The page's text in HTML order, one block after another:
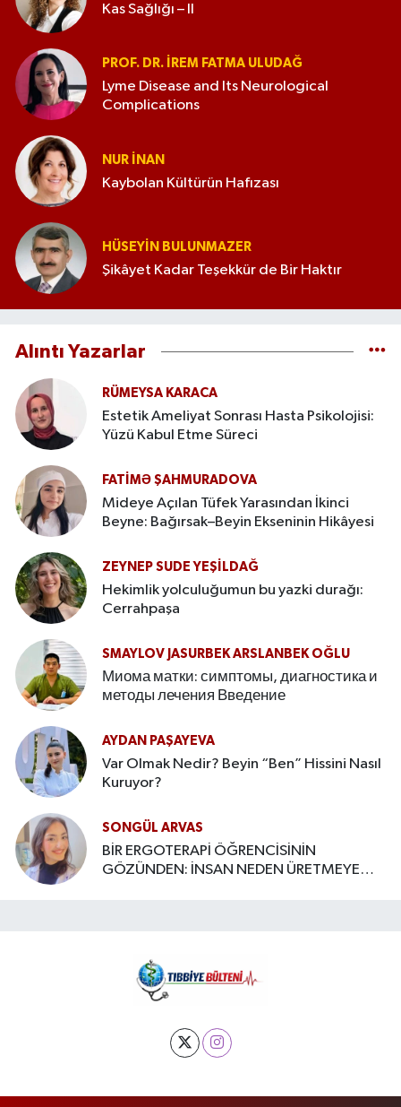
Kas Sağlığı – II
PROF. DR. İREM FATMA ULUDAĞ
Lyme Disease and Its Neurological
Complications
NUR İNAN
Kaybolan Kültürün Hafızası
HÜSEYIN BULUNMAZER
Şikâyet Kadar Teşekkür de Bir Haktır
Alıntı Yazarlar
RÜMEYSA KARACA
Estetik Ameliyat Sonrası Hasta Psikolojisi:
Yüzü Kabul Etme Süreci
FATIMƏ ŞAHMURADOVA
Mideye Açılan Tüfek Yarasından İkinci
Beyne: Bağırsak–Beyin Ekseninin Hikâyesi
ZEYNEP SUDE YEŞİLDAĞ
Hekimlik yolculuğumun bu yazki durağı:
Cerrahpaşa
SMAYLOV JASURBEK ARSLANBEK OĞLU
Миома матки: симптомы, диагностика и
методы лечения Введение
AYDAN PAŞAYEVA
Var Olmak Nedir? Beyin “Ben” Hissini Nasıl
Kuruyor?
SONGÜL ARVAS
BİR ERGOTERAPİ ÖĞRENCİSİNİN
GÖZÜNDEN: İNSAN NEDEN ÜRETMEYE